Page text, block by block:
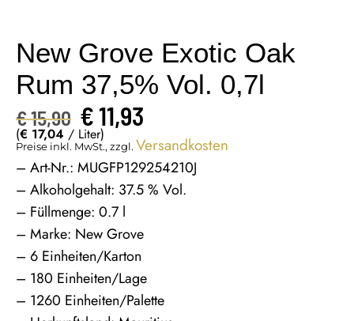
New Grove Exotic Oak
Rum 37,5% Vol. 0,7l
€15,90 €11,93
(€ 17,04 / Liter)
Preise inkl. MwSt., zzgl. Versandkosten
– Art-Nr.: MUGFP129254210J
– Alkoholgehalt: 37.5 % Vol.
– Füllmenge: 0.7 l
– Marke: New Grove
– 6 Einheiten/Karton
– 180 Einheiten/Lage
– 1260 Einheiten/Palette